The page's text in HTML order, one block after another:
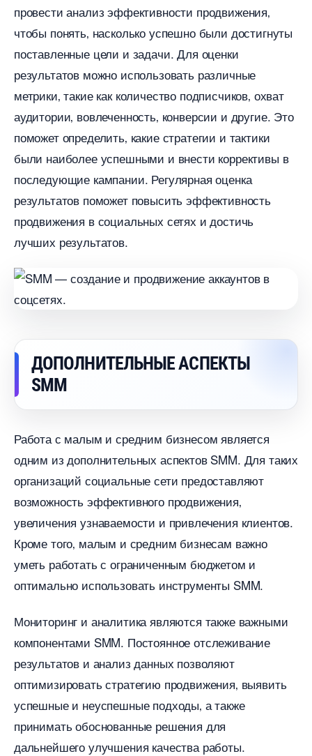
провести анализ эффективности продвижения
чтобы понять‚ насколько успешно были достигнуты
поставленные цели и задачи. Для оценки
результатов можно использовать различные
метрики‚ такие как количество подписчиков‚ охват
аудитории‚ вовлеченность‚ конверсии и другие.​ Это
поможет определить‚ какие стратегии и тактики
ыли наиболее успешными и внести коррективы
последующие кампании.​ Регулярная оценка
результатов поможет повысить эффективность
продвижения в социальных сетях и достичь
лучших результатов.​
ДОПОЛНИТЕЛЬНЫЕ АСПЕКТЫ
SMM
Работа с малым и средним бизнесом является
одним из дополнительных аспектов SMM.​ Для таких
организаций социальные сети предоставляют
озможность эффективного продвижения
увеличения узнаваемости и привлечения клиентов.​
Кроме того‚ малым и средним бизнесам важно
уметь работать с ограниченным бюджетом и
оптимально использовать инструменты SMM.​
Мониторинг и аналитика являются также важными
компонентами SMM. Постоянное отслеживание
результатов и анализ данных позволяют
оптимизировать стратегию продвижения‚ выявить
успешные и неуспешные подходы‚ а также
принимать обоснованные решения для
дальнейшего улучшения качества работы.​